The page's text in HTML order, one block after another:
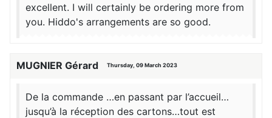
excellent. I will certainly be ordering more from
you. Hiddo's arrangements are so good.
MUGNIER Gérard Thursday, 09 March 2023
De la commande …en passant par l’accueil…
jusqu’à la réception des cartons…tout est